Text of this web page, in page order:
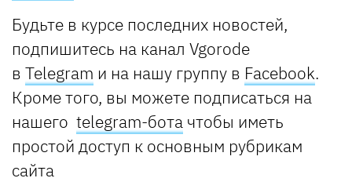
Будьте в курсе последних новостей,
подпишитесь на канал Vgorode
в Telegram и на нашу группу в Facebook.
Кроме того, вы можете подписаться на
нашего telegram-бота чтобы иметь
простой доступ к основным рубрикам
сайта